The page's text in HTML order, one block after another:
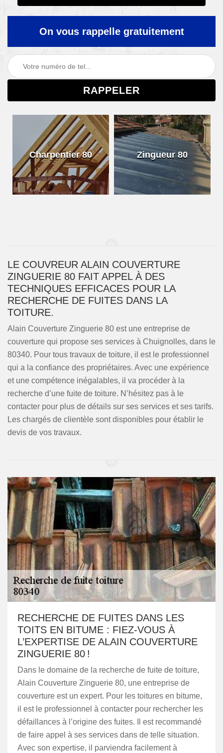
On vous rappelle gratuitement
Charpentier 80 Zingueur 80
LE COUVREUR ALAIN COUVERTURE
ZINGUERIE 80 FAIT APPEL À DES
TECHNIQUES EFFICACES POUR LA
RECHERCHE DE FUITES DANS LA
TOITURE.
Alain Couverture Zinguerie 80 est une entreprise de
couverture qui propose ses services à Chuignolles, dans le
80340. Pour tous travaux de toiture, il est le professionnel
qui a la confiance des propriétaires. Avec une expérience
et une compétence inégalables, il va procéder à la
recherche d’une fuite de toiture. N’hésitez pas à le
contacter pour plus de détails sur ses services et ses tarifs.
Les chargés de clientèle sont disponibles pour établir le
devis de vos travaux.
RECHERCHE DE FUITES DANS LES
TOITS EN BITUME : FIEZ-VOUS À
L’EXPERTISE DE ALAIN COUVERTURE
ZINGUERIE 80 !
Dans le domaine de la recherche de fuite de toiture,
Alain Couverture Zinguerie 80, une entreprise de
couverture est un expert. Pour les toitures en bitume,
il est le professionnel à contacter pour rechercher les
défaillances à l’origine des fuites. Il est recommandé
de faire appel à ses services dans de telle situation.
Avec son expertise, il parviendra facilement à